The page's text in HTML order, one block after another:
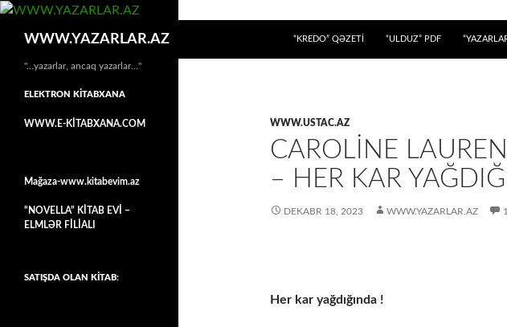
WWW.YAZARLAR.AZ
“KREDO” QƏZETİ
“ULDUZ” PDF
WWW.USTAC.AZ
CAROLINE
– HER KAR
DEKABR 18, 2023 WWW.YAZARLAR.AZ
Her kar yağdığında !
"…yazarlar, ancaq yazarlar…"
ELEKTRON KİTABXANA
WWW.E-KİTABXANA.COM
Mağaza-www.kitabevim.az
“NOVELLA” KİTAB EVİ –
ELMLƏR FİLİALI
SATIŞDA OLAN KİTAB: